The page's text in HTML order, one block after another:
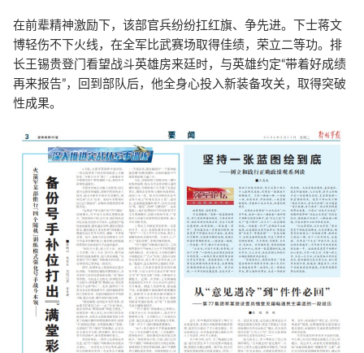
在前辈精神激励下，该部官兵纷纷扛红旗、争先进。下士蒋文
博轻伤不下火线，在全军比武赛场取得佳绩，荣立二等功。排
长王锡贵登门看望战斗英雄房来廷时，与英雄约定“带着好成绩
再来报告”，回到部队后，他全身心投入新装备攻关，取得突破
性成果。